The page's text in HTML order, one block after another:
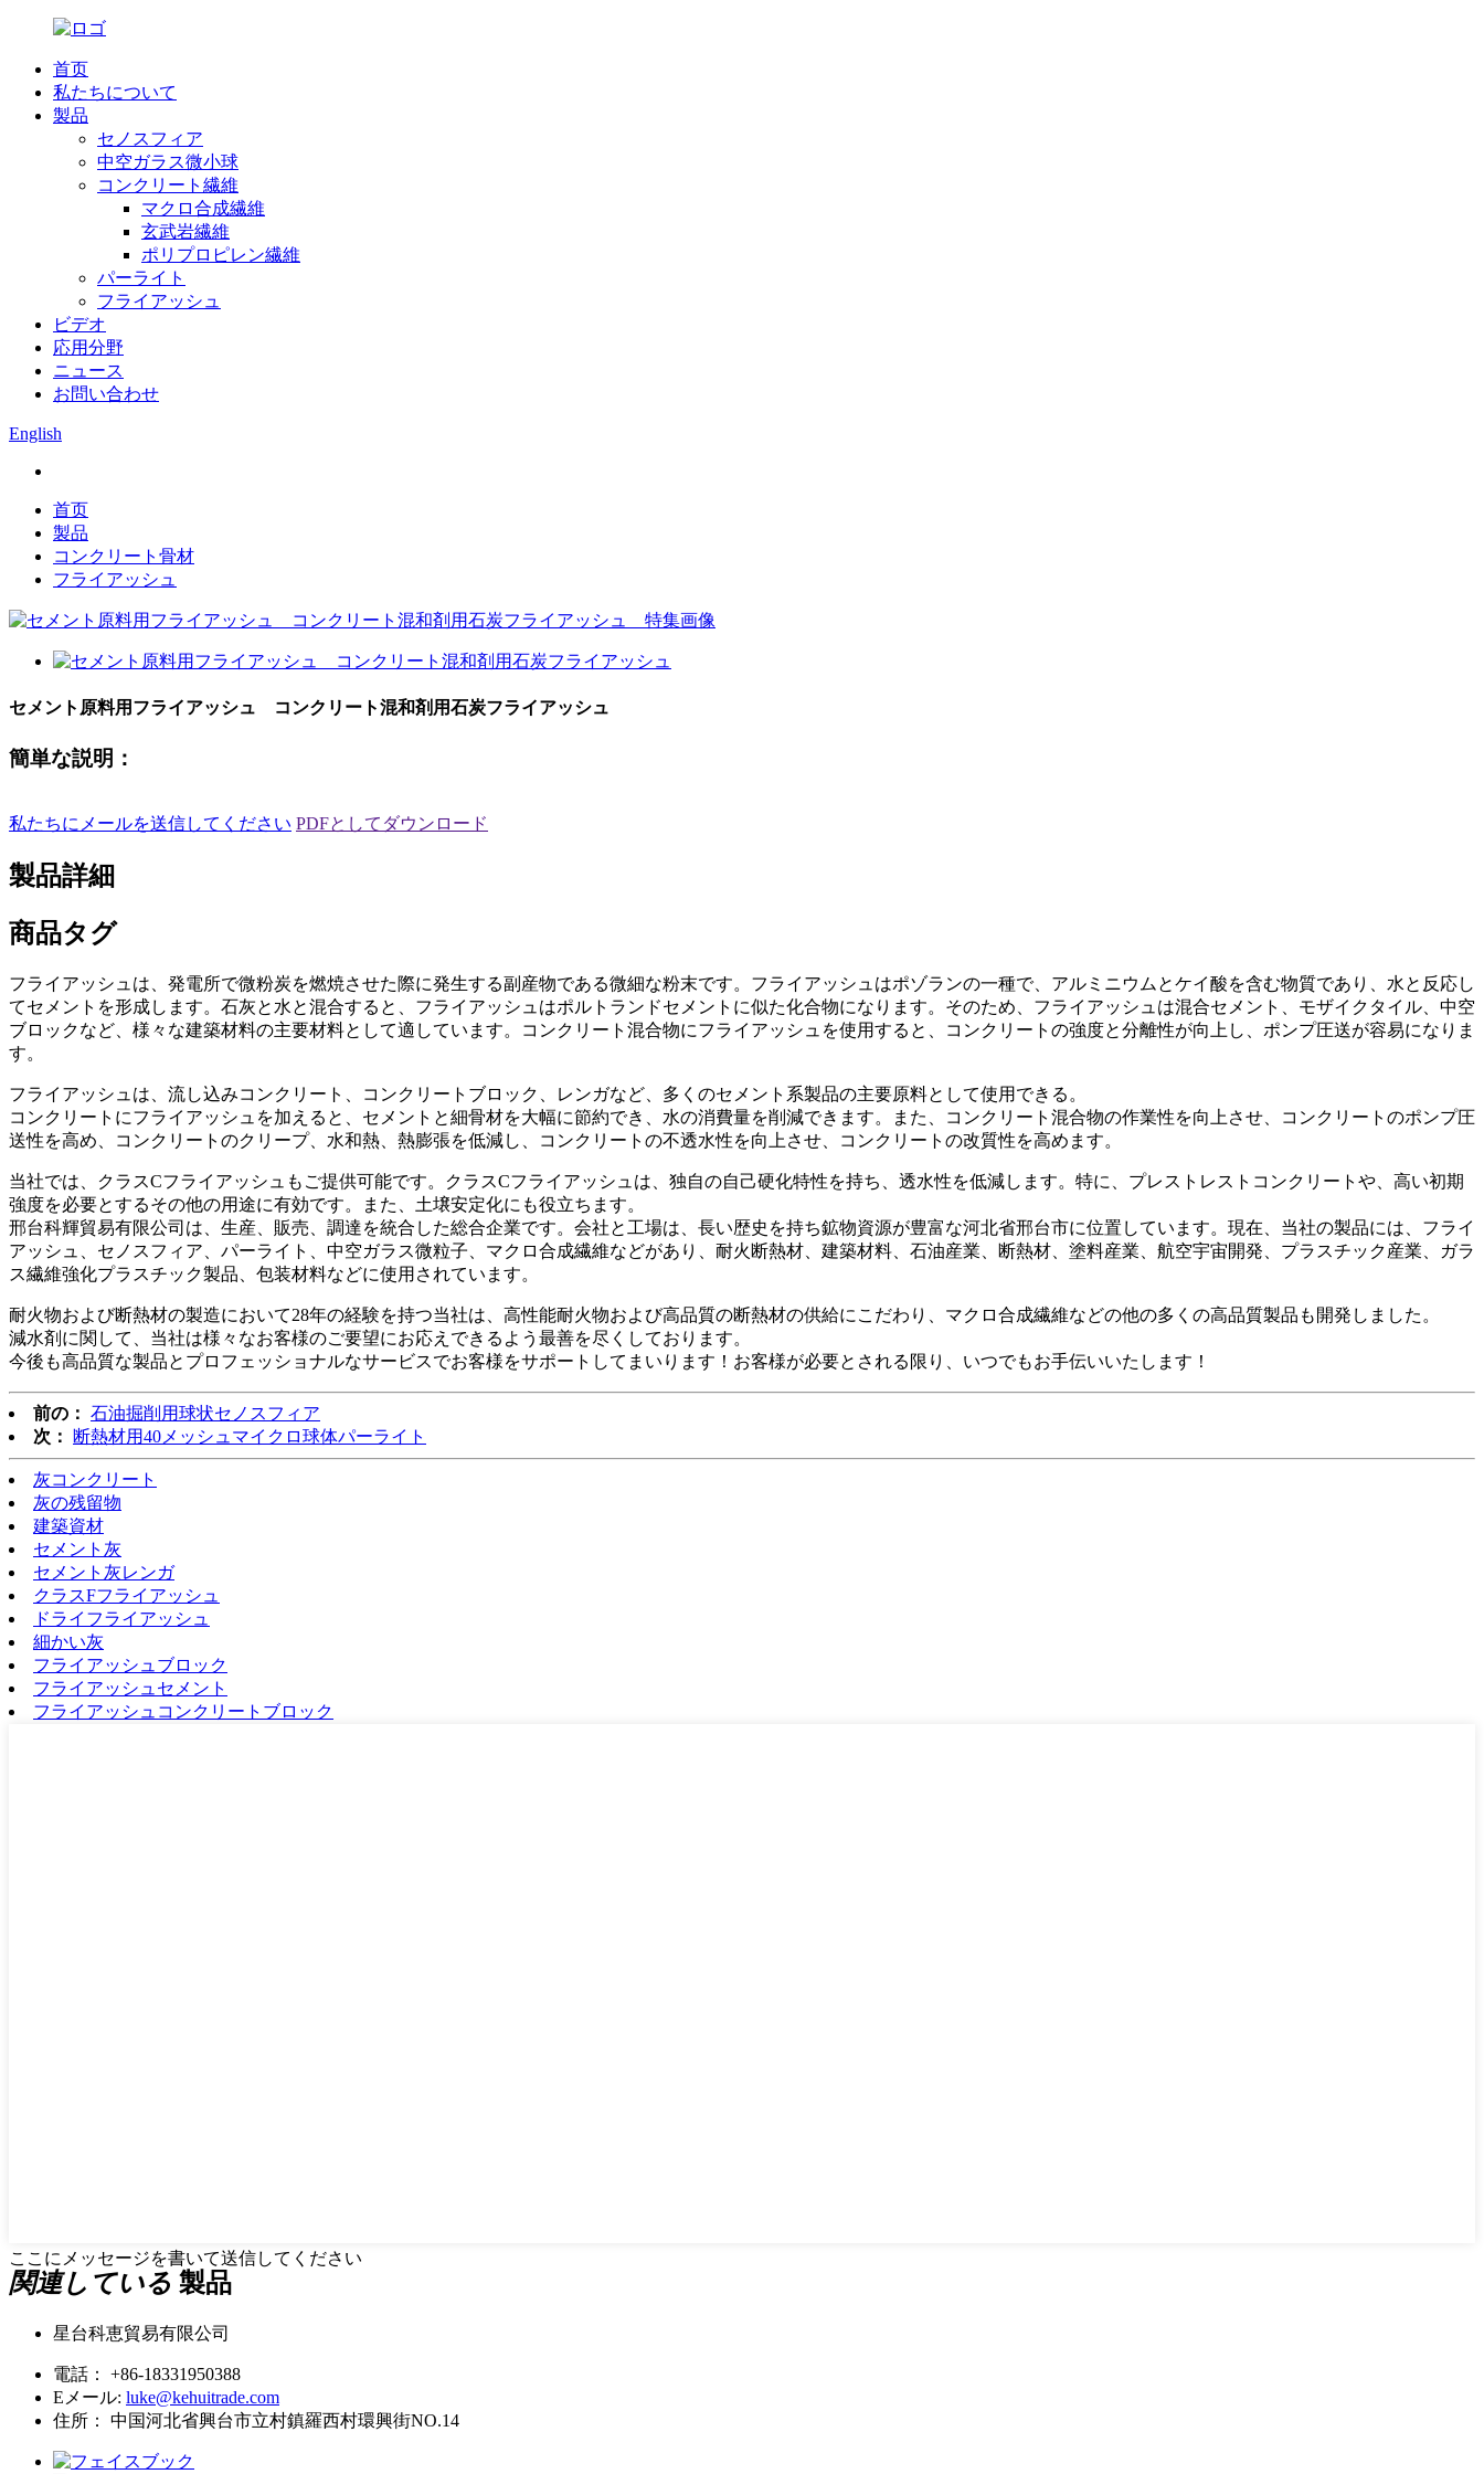
首页
私たちについて
製品
セノスフィア
中空ガラス微小球
コンクリート繊維
マクロ合成繊維
玄武岩繊維
ポリプロピレン繊維
パーライト
フライアッシュ
ビデオ
応用分野
ニュース
お問い合わせ
English
首页
製品
コンクリート骨材
フライアッシュ
セメント原料用フライアッシュ コンクリート混和剤用石炭フライアッシュ
簡単な説明：
私たちにメールを送信してください PDFとしてダウンロード
製品詳細
商品タグ
フライアッシュは、発電所で微粉炭を燃焼させた際に発生する副産物である微細な粉末です。フライアッシュはポゾランの一種で、アルミニウムとケイ酸を含む物質であり、水と反応し
てセメントを形成します。石灰と水と混合すると、フライアッシュはポルトランドセメントに似た化合物になります。そのため、フライアッシュは混合セメント、モザイクタイル、中空
ブロックなど、様々な建築材料の主要材料として適しています。コンクリート混合物にフライアッシュを使用すると、コンクリートの強度と分離性が向上し、ポンプ圧送が容易になりま
す。
フライアッシュは、流し込みコンクリート、コンクリートブロック、レンガなど、多くのセメント系製品の主要原料として使用できる。
コンクリートにフライアッシュを加えると、セメントと細骨材を大幅に節約でき、水の消費量を削減できます。また、コンクリート混合物の作業性を向上させ、コンクリートのポンプ圧
送性を高め、コンクリートのクリープ、水和熱、熱膨張を低減し、コンクリートの不透水性を向上させ、コンクリートの改質性を高めます。
当社では、クラスCフライアッシュもご提供可能です。クラスCフライアッシュは、独自の自己硬化特性を持ち、透水性を低減します。特に、プレストレストコンクリートや、高い初期
強度を必要とするその他の用途に有効です。また、土壌安定化にも役立ちます。
邢台科輝貿易有限公司は、生産、販売、調達を統合した総合企業です。会社と工場は、長い歴史を持ち鉱物資源が豊富な河北省邢台市に位置しています。現在、当社の製品には、フライ
アッシュ、セノスフィア、パーライト、中空ガラス微粒子、マクロ合成繊維などがあり、耐火断熱材、建築材料、石油産業、断熱材、塗料産業、航空宇宙開発、プラスチック産業、ガラ
ス繊維強化プラスチック製品、包装材料などに使用されています。
耐火物および断熱材の製造において28年の経験を持つ当社は、高性能耐火物および高品質の断熱材の供給にこだわり、マクロ合成繊維などの他の多くの高品質製品も開発しました。
減水剤に関して、当社は様々なお客様のご要望にお応えできるよう最善を尽くしております。
今後も高品質な製品とプロフェッショナルなサービスでお客様をサポ​​ートしてまいります！お客様が必要とされる限り、いつでもお手伝いいたします！
前の： 石油掘削用球状セノスフィア
次：
断熱材用40メッシュマイクロ球体パーライト
灰コンクリート
灰の残留物
建築資材
セメント灰
セメント灰レンガ
クラスFフライアッシュ
ドライフライアッシュ
細かい灰
フライアッシュブロック
フライアッシュセメント
フライアッシュコンクリートブロック
ここにメッセージを書いて送信してください
関連している 製品
星台科恵貿易有限公司
電話：
+86-18331950388
Eメール: luke@kehuitrade.com
住所：
中国河北省興台市立村鎮羅西村環興街NO.14